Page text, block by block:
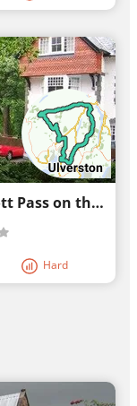
Experience the Thrill of Hard Knott Pass on this Idyllic Road Cycling Route in Opeland
Hard